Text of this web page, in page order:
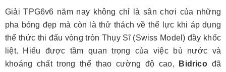
Giải TPG6v6 năm nay không chỉ là sân chơi của những
pha bóng đẹp mà còn là thử thách về thể lực khi áp dụng
thể thức thi đấu vòng tròn Thụy Sĩ (Swiss Model) đầy khốc
liệt. Hiểu được tầm quan trọng của việc bù nước và
khoáng chất trong thể thao cường độ cao,
Bidricođã